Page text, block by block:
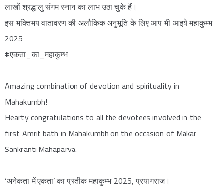
लाखों श्रद्धालु संगम स्नान का लाभ उठा चुके हैं।
इस भक्तिमय वातावरण की अलौकिक अनुभूति के लिए आप भी आइये महाकुम्भ
2025
#एकता_का_महाकुम्भ
Amazing combination of devotion and spirituality in
Mahakumbh!
Hearty congratulations to all the devotees involved in the
first Amrit bath in Mahakumbh on the occasion of Makar
Sankranti Mahaparva.
‘अनेकता में एकता’ का प्रतीक महाकुम्भ 2025, प्रयागराज।